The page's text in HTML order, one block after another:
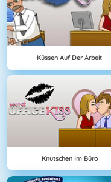
Küssen Auf Der Arbeit
Knutschen Im Büro